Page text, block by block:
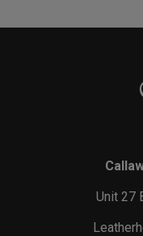
Unit 27